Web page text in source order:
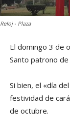
Reloj - Plaza
El domingo 3 de
Santo patrono de
Si bien, el «día
festividad de
de octubre.